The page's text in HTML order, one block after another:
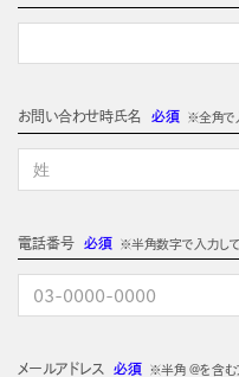
お問い合わせ時氏名 必須 ※全角で
電話番号必須 ※半角数字で入力して
メールアドレス 必須 ※半角 @を含む